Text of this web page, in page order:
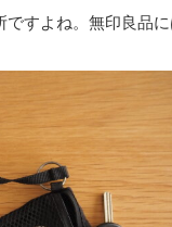
すよね。無印良品